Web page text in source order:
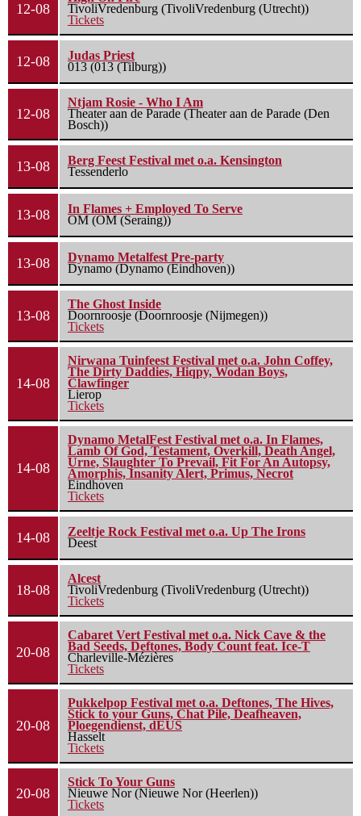
12-08
TivoliVredenburg (TivoliVredenburg (Utrecht))
Tickets
12-08
Judas Priest
013 (013 (Tilburg))
12-08
Ntjam Rosie - Who I Am
Theater aan de Parade (Theater aan de Parade (Den
Bosch))
13-08
Berg Feest Festival met o.a. Kensington
Tessenderlo
13-08
In Flames + Employed To Serve
OM (OM (Seraing))
13-08
Dynamo Metalfest Pre-party
Dynamo (Dynamo (Eindhoven))
13-08
The Ghost Inside
Doornroosje (Doornroosje (Nijmegen))
Tickets
14-08
Nirwana Tuinfeest Festival met o.a. John Coffey,
The Dirty Daddies, Hiqpy, Wodan Boys,
Clawfinger
Lierop
Tickets
14-08
Dynamo MetalFest Festival met o.a. In Flames,
Lamb Of God, Testament, Overkill, Death Angel,
Urne, Slaughter To Prevail, Fit For An Autopsy,
Amorphis, Insanity Alert, Primus, Necrot
Eindhoven
Tickets
14-08
Zeeltje Rock Festival met o.a. Up The Irons
Deest
18-08
Alcest
TivoliVredenburg (TivoliVredenburg (Utrecht))
Tickets
20-08
Cabaret Vert Festival met o.a. Nick Cave & the
Bad Seeds, Deftones, Body Count feat. Ice-T
Charleville-Mézières
Tickets
20-08
Pukkelpop Festival met o.a. Deftones, The Hives,
Stick to your Guns, Chat Pile, Deafheaven,
Ploegendienst, dEUS
Hasselt
Tickets
20-08
Stick To Your Guns
Nieuwe Nor (Nieuwe Nor (Heerlen))
Tickets